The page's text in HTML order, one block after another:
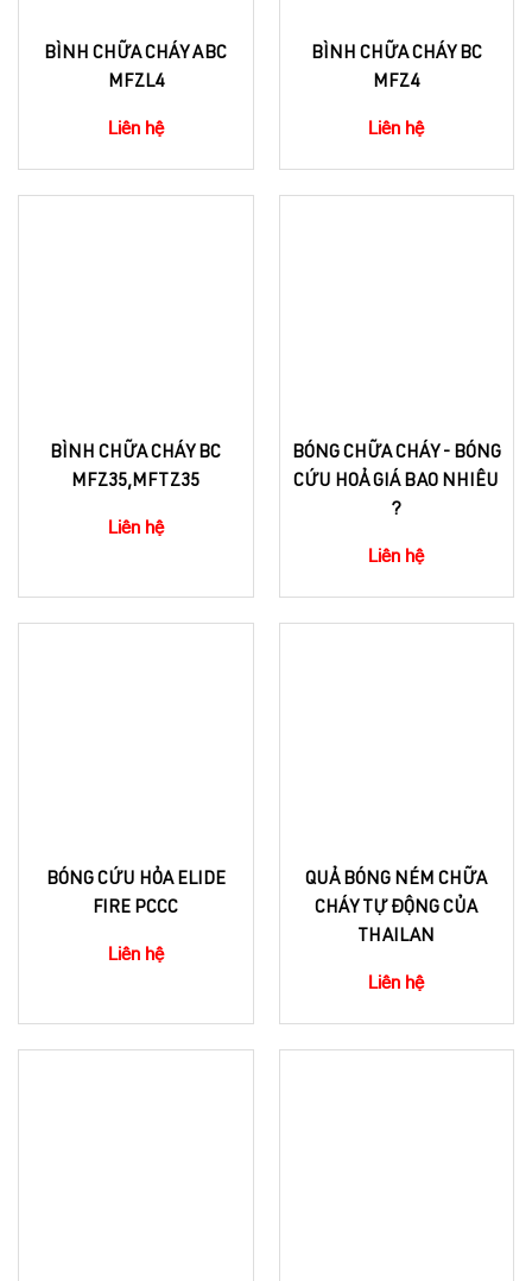
BÌNH CHỮA CHÁY ABC
MFZL4
Liên hệ
BÌNH CHỮA CHÁY BC
MFZ4
Liên hệ
BÌNH CHỮA CHÁY BC
MFZ35,MFTZ35
Liên hệ
BÓNG CHỮA CHÁY - BÓNG
CỨU HOẢ GIÁ BAO NHIÊU
?
Liên hệ
BÓNG CỨU HỎA ELIDE
FIRE PCCC
Liên hệ
QUẢ BÓNG NÉM CHỮA
CHÁY TỰ ĐỘNG CỦA
THAILAN
Liên hệ